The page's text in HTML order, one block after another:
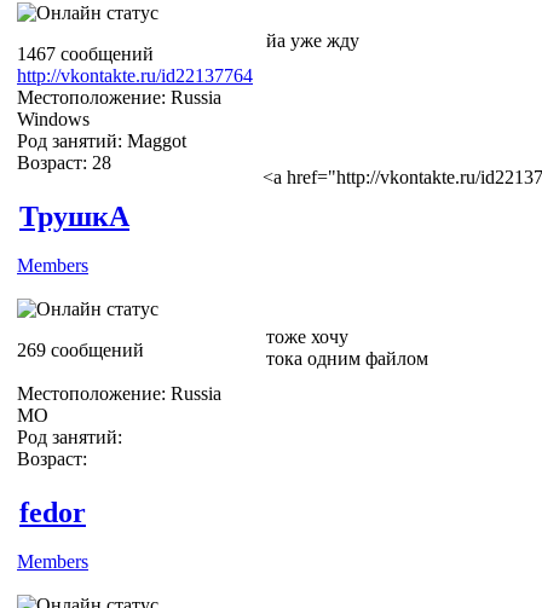
1467 сообщений
http://vkontakte.ru/id22137764
Местоположение: Russia
Windows
Род занятий: Maggot
Возраст: 28
йа уже жду
<a href="http://vkontakte.ru/
ТрушкА
Members
269 сообщений
Местоположение: Russia
МО
Род занятий:
Возраст:
тоже хочу
тока одним файлом
fedor
Members